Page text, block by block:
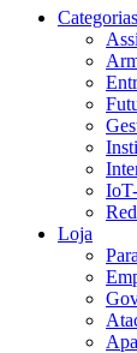
Categorias
Loja